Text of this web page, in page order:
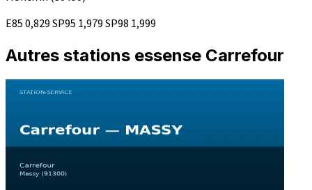
E850,829SP95 1,979SP98 1,999
Autres stations essense Carrefour